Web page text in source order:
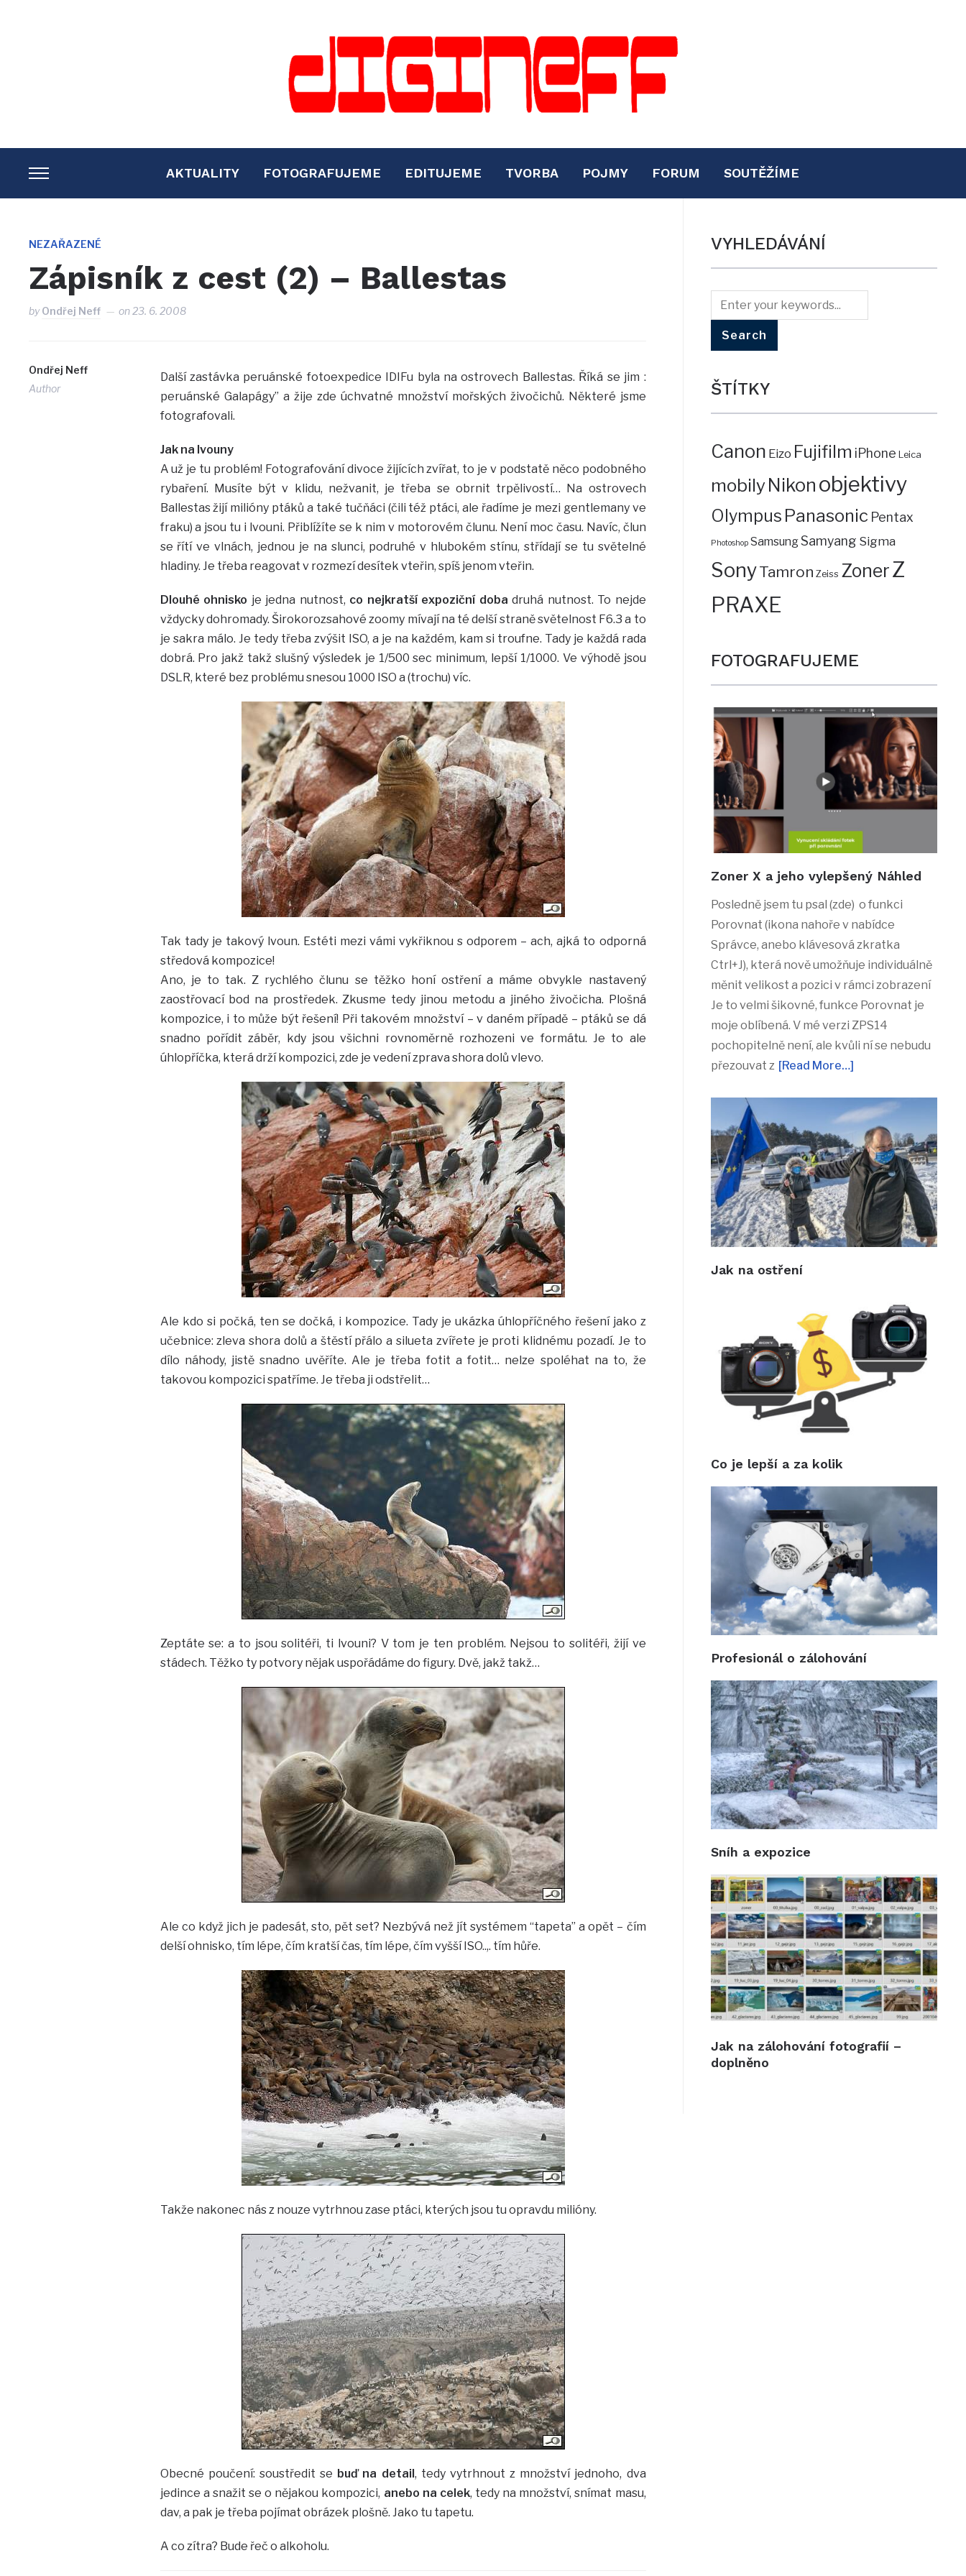
TOGGLE
SIDEBAR
NAVIGATION
AKTUALITY FOTOGRAFUJEME EDITUJEME TVORBA POJMY FORUM SOUTĚŽÍME
NEZAŘAZENÉ
Zápisník z cest (2) – Ballestas
byOndřej Neff on23. 6. 2008
Ondřej Neff
Author
Další zastávka peruánské fotoexpedice IDIFu byla na ostrovech Ballestas. Říká se jim :
peruánské Galapágy” a žije zde úchvatné množství mořských živočichů. Některé jsme
fotografovali.
Jak na lvouny
A už je tu problém! Fotografování divoce žijících zvířat, to je v podstatě něco podobného
rybaření. Musíte být v klidu, nežvanit, je třeba se obrnit trpělivostí… Na ostrovech
Ballestas žijí milióny ptáků a také tučňáci (čili též ptáci, ale řadíme je mezi gentlemany ve
fraku) a jsou tu i lvouni. Přiblížíte se k nim v motorovém člunu. Není moc času. Navíc, člun
se řítí ve vlnách, jednou je na slunci, podruhé v hlubokém stínu, střídají se tu světelné
hladiny. Je třeba reagovat v rozmezí desítek vteřin, spíš jenom vteřin.
Dlouhé ohnisko je jedna nutnost, co nejkratší expoziční doba druhá nutnost. To nejde
vždycky dohromady. Širokorozsahové zoomy mívají na té delší straně světelnost F6.3 a to
je sakra málo. Je tedy třeba zvýšit ISO, a je na každém, kam si troufne. Tady je každá rada
dobrá. Pro jakž takž slušný výsledek je 1/500 sec minimum, lepší 1/1000. Ve výhodě jsou
DSLR, které bez problému snesou 1000 ISO a (trochu) víc.
Tak tady je takový lvoun. Estéti mezi vámi vykřiknou s odporem – ach, ajká to odporná
středová kompozice!
Ano, je to tak. Z rychlého člunu se těžko honí ostření a máme obvykle nastavený
zaostřovací bod na prostředek. Zkusme tedy jinou metodu a jiného živočicha. Plošná
kompozice, i to může být řešení! Při takovém množství – v daném případě – ptáků se dá
snadno pořídit záběr, kdy jsou všichni rovnoměrně rozhozeni ve formátu. Je to ale
úhlopříčka, která drží kompozici, zde je vedení zprava shora dolů vlevo.
Ale kdo si počká, ten se dočká, i kompozice. Tady je ukázka úhlopříčného řešení jako z
učebnice: zleva shora dolů a štěstí přálo a silueta zvířete je proti klidnému pozadí. Je to
dílo náhody, jistě snadno uvěříte. Ale je třeba fotit a fotit… nelze spoléhat na to, že
takovou kompozici spatříme. Je třeba ji odstřelit…
Zeptáte se: a to jsou solitéři, ti lvouni? V tom je ten problém. Nejsou to solitéři, žijí ve
stádech. Těžko ty potvory nějak uspořádáme do figury. Dvě, jakž takž…
Ale co když jich je padesát, sto, pět set? Nezbývá než jít systémem “tapeta” a opět – čím
delší ohnisko, tím lépe, čím kratší čas, tím lépe, čím vyšší ISO..,. tím hůře.
Takže nakonec nás z nouze vytrhnou zase ptáci, kterých jsou tu opravdu milióny.
Obecné poučení: soustředit se buď na detail, tedy vytrhnout z množství jednoho, dva
jedince a snažit se o nějakou kompozici, anebo na celek, tedy na množství, snímat masu,
dav, a pak je třeba pojímat obrázek plošně. Jako tu tapetu.
A co zítra? Bude řeč o alkoholu.
VYHLEDÁVÁNÍ
ŠTÍTKY
Canon Eizo Fujifilm iPhone Leica
mobilyNikon objektivy
Olympus Panasonic Pentax
Photoshop SamsungSamyang Sigma
SonyTamron Zeiss ZonerZ
PRAXE
FOTOGRAFUJEME
Zoner X a jeho vylepšený Náhled
Posledně jsem tu psal (zde) o funkci
Porovnat (ikona nahoře v nabídce
Správce, anebo klávesová zkratka
Ctrl+J), která nově umožňuje individuálně
měnit velikost a pozici v rámci zobrazení
Je to velmi šikovné, funkce Porovnat je
moje oblíbená. V mé verzi ZPS14
pochopitelně není, ale kvůli ní se nebudu
přezouvat z [Read More…]
Jak na ostření
Co je lepší a za kolik
Profesionál o zálohování
Sníh a expozice
Jak na zálohování fotografií –
doplněno